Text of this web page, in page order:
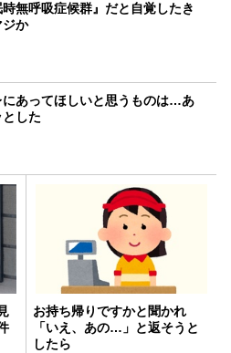
無呼吸症候群』だと自覚したき
か
にあってほしいと思うものは…あ
した
お持ち帰りですかと聞かれ
「いえ、あの…」と返そうと
したら